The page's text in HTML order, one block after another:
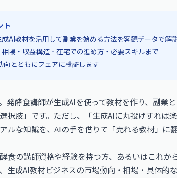
ト
AI教材を活用して副業を始める方法を客観データで解
場・収益構造・在宅での進め方・必要スキルまで
向とともにフェアに検証します
発酵食講師が生成AIを使って教材を作り、副業
選択肢」です。ただし、「生成AIに丸投げすれば
ルな知識を、AIの手を借りて「売れる教材」に
食の講師資格や経験を持つ方、あるいはこれ
生成AI教材ビジネスの市場動向・相場・具体的